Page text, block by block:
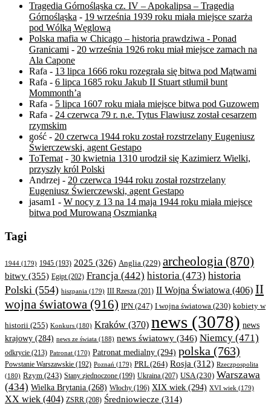
Tragedia Górnośląska cz. IV – Apokalipsa – Tragedia
Górnośląska - 19 września 1939 roku miała miejsce szarża
pod Wólką Węglową
Polska mafia w Chicago – historia prawdziwa - Ponad
Granicami - 20 września 1926 roku miał miejsce zamach na
Ala Capone
Rafa - 13 lipca 1666 roku rozegrała się bitwa pod Mątwami
Rafa - 6 lipca 1685 roku Jakub II Stuart stłumił bunt
Mommonth’a
Rafa - 5 lipca 1607 roku miała miejsce bitwa pod Guzowem
Rafa - 24 czerwca 79 r. n.e. Tytus Flawiusz został cesarzem
rzymskim
gość - 20 czerwca 1944 roku został rozstrzelany Eugeniusz
Świerczewski, agent Gestapo
ToTemat - 30 kwietnia 1310 urodził się Kazimierz Wielki,
przyszły król Polski
Andrzej - 20 czerwca 1944 roku został rozstrzelany
Eugeniusz Świerczewski, agent Gestapo
jasam1 - W nocy z 13 na 14 maja 1944 roku miała miejsce
bitwa pod Murowaną Oszmianką
Tagi
1944 (179) 1945 (193) 2025 (326) Anglia (229) archeologia (870)
bitwy (355) Egipt(202) Francja (442) historia (473) historia
Polski (554) hiszpania (179) III Rzesza (201) II Wojna Światowa (406) II
wojna światowa (916) IPN (247) I wojna światowa (230) kobiety w
historii (255) Konkurs (180) Kraków (370) news (3078) news
krajowy (284) news ze świata (188) news światowy (346) Niemcy (471)
odkrycie (213) Patronat (170) Patronat medialny (294) polska (763)
Powstanie Warszawskie (192) Poznań (179) PRL(264) Rosja (312) Rzeczpospolita
(180) Rzym (243) Stany zjednoczone (199) Ukraina (207) USA(230) Warszawa
(434) Wielka Brytania (268) Włochy (196) XIX wiek (294) XVI wiek (179)
XX wiek (404) ZSRR (208) Średniowiecze (314)